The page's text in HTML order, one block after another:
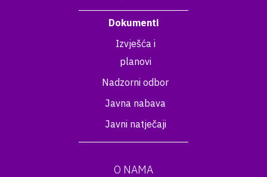
Dokumenti
Izvješća i
planovi
Nadzorni odbor
Javna nabava
Javni natječaji
O NAMA